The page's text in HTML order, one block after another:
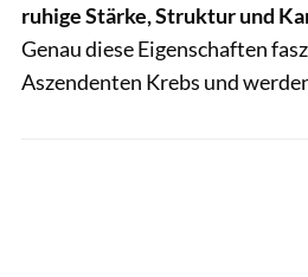
ruhige Stärke, Struktur und
Genau diese Eigenschaften
Aszendenten Krebs und